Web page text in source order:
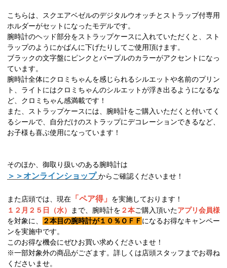
こちらは、スクエアベゼルのデジタルウオッチとストラップ付専用
ホルダーがセットになったモデルです。
腕時計のヘッド部分をストラップケースに入れていただくと、スト
ラップのようにかばんに下げたりしてご使用頂けます。
ブラックの文字盤にピンクとパープルのカラーがアクセントになっ
ています。
腕時計全体にクロミちゃんを感じられるシルエットや名前のプリン
ト、ライトにはクロミちゃんのシルエットが浮き出るようになるな
ど、クロミちゃん感満載です！
また、ストラップケースには、腕時計をご購入いただくと付いてく
るシールで、自分だけのストラップにデコレーションできるなど、
お子様も喜ぶ使用になっています！
そのほか、御取り扱いのある腕時計は
＞＞オンラインショップ からご確認くださいませ！
また店頭では、現在 「ペア得」 を実施しております！
１２月２５日（水）
まで、腕時計を ２本ご購入頂いたアプリ会員様
を対象に、
２本目の腕時計が１０％ＯＦＦ になるお得なキャンペー
ンを実施中です。
このお得な機会にぜひお買い求めくださいませ！
※一部対象外の商品がござます。詳しくは店頭スタッフまでお尋ね
くださいませ。